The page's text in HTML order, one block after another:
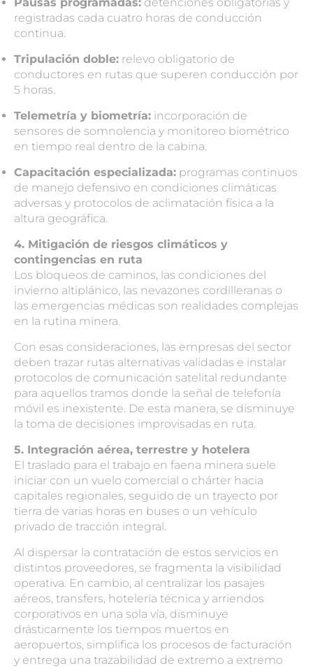
registradas cada cuatro horas de conducción
continua.
Tripulación doble: relevo obligatorio de
conductores en rutas que superen conducción por
5 horas.
Telemetría y biometría: incorporación de
sensores de somnolencia y monitoreo biométrico
en tiempo real dentro de la cabina.
Capacitación especializada: programas continuos
de manejo defensivo en condiciones climáticas
adversas y protocolos de aclimatación física a la
altura geográfica.
4. Mitigación de riesgos climáticos y
contingencias en ruta
Los bloqueos de caminos, las condiciones del
invierno altiplánico, las nevazones cordilleranas o
las emergencias médicas son realidades complejas
en la rutina minera.
Con esas consideraciones, las empresas del sector
deben trazar rutas alternativas validadas e instalar
protocolos de comunicación satelital redundante
para aquellos tramos donde la señal de telefonía
móvil es inexistente. De esta manera, se disminuye
la toma de decisiones improvisadas en ruta.
5. Integración aérea, terrestre y hotelera
El traslado para el trabajo en faena minera suele
iniciar con un vuelo comercial o chárter hacia
capitales regionales, seguido de un trayecto por
tierra de varias horas en buses o un vehículo
privado de tracción integral.
Al dispersar la contratación de estos servicios en
distintos proveedores, se fragmenta la visibilidad
operativa. En cambio, al centralizar los pasajes
aéreos, transfers, hotelería técnica y arriendos
corporativos en una sola vía, disminuye
drásticamente los tiempos muertos en
aeropuertos, simplifica los procesos de facturación
y entrega una trazabilidad de extremo a extremo